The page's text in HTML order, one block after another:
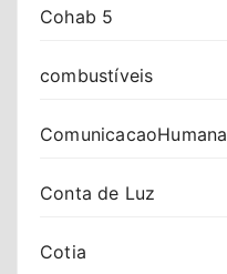
Cohab 5
combustíveis
ComunicacaoHumana
Conta de Luz
Cotia